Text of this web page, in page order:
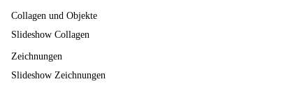
Collagen und Objekte
Slideshow Collagen
Zeichnungen
Slideshow Zeichnungen